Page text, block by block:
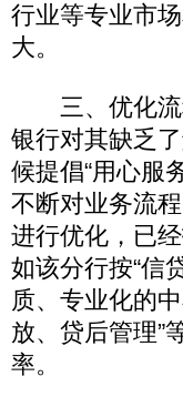
行业等专业市
大。
三、优化流
银行对其缺乏
候提倡“用心服
不断对业务流
进行优化，已
如该分行按“信
质、专业化的
放、贷后管理”
率。